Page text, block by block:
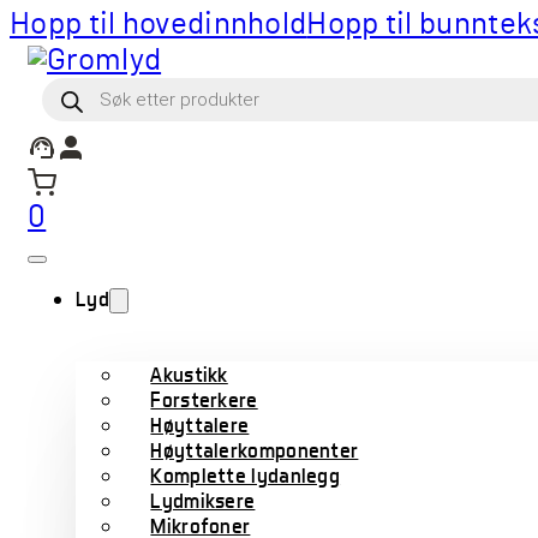
Hopp til hovedinnhold Hopp til
Products
search
0
Lyd
Akustikk
Forsterkere
Høyttalere
Høyttalerkomponenter
Komplette lydanlegg
Lydmiksere
Mikrofoner